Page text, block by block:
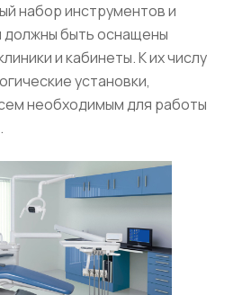
набор инструментов и
должны быть оснащены
и кабинеты. К их числу
установки,
необходимым для работы